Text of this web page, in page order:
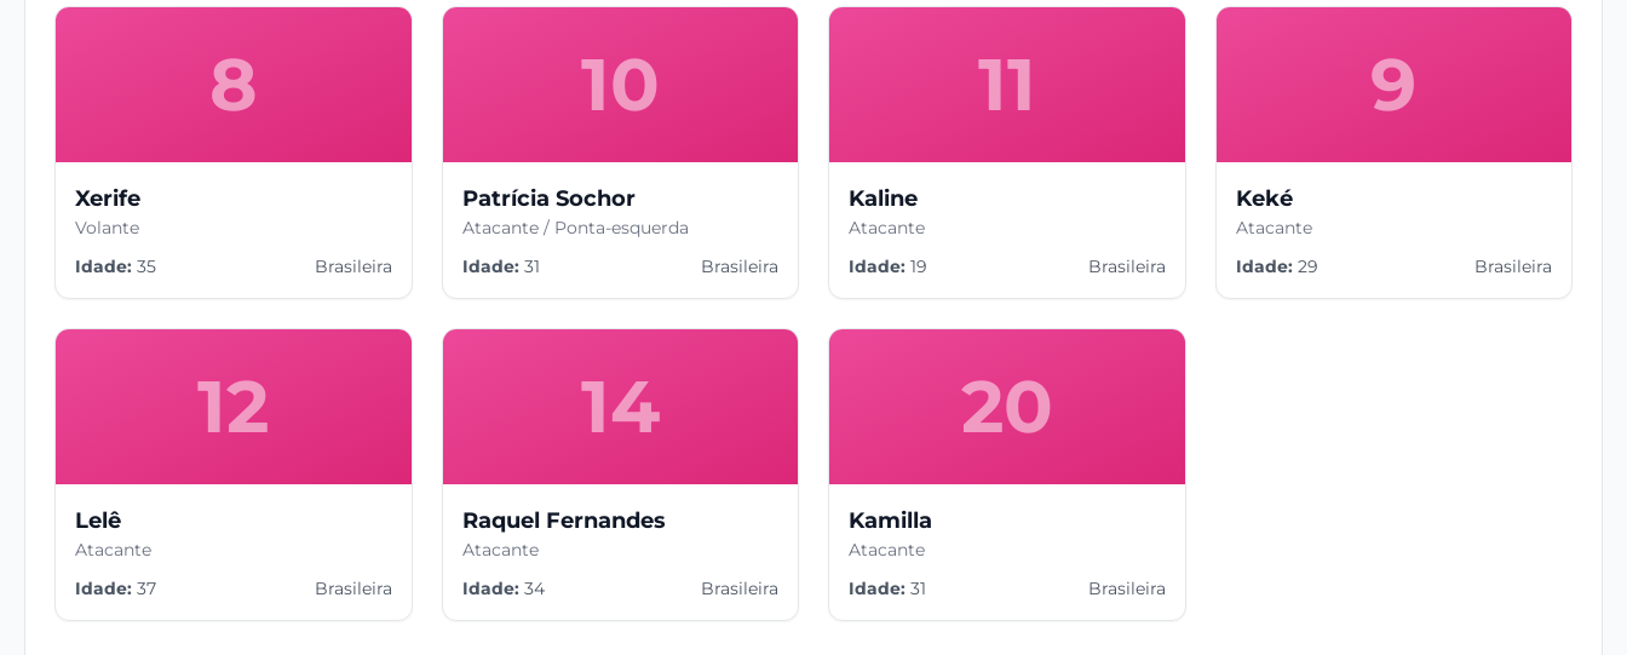
8
Xerife
Volante
Idade: 35 Brasileira
10
Patrícia Sochor
Atacante / Ponta-esquerda
Idade:31 Brasileira
11
Kaline
Atacante
Idade: 19 Brasileira
9
Keké
Atacante
Idade:29 Brasileira
12
Lelê
Atacante
Idade: 37 Brasileira
14
Raquel Fernandes
Atacante
Idade:34 Brasileira
20
Kamilla
Atacante
Idade: 31 Brasileira